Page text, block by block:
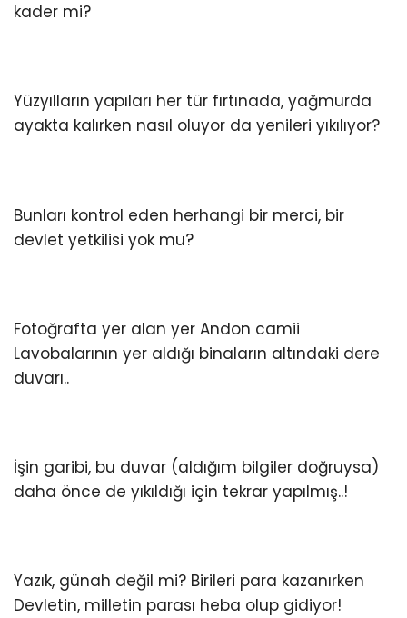
kader mi?
Yüzyılların yapıları her tür fırtınada, yağmurda
ayakta kalırken nasıl oluyor da yenileri yıkılıyor?
Bunları kontrol eden herhangi bir merci, bir
devlet yetkilisi yok mu?
Fotoğrafta yer alan yer Andon camii
Lavobalarının yer aldığı binaların altındaki dere
duvarı..
İşin garibi, bu duvar (aldığım bilgiler doğruysa)
daha önce de yıkıldığı için tekrar yapılmış..!
Yazık, günah değil mi? Birileri para kazanırken
Devletin, milletin parası heba olup gidiyor!